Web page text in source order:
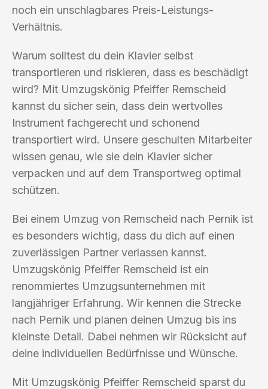
noch ein unschlagbares Preis-Leistungs-
Verhältnis.
Warum solltest du dein Klavier selbst
transportieren und riskieren, dass es beschädigt
wird? Mit Umzugskönig Pfeiffer Remscheid
kannst du sicher sein, dass dein wertvolles
Instrument fachgerecht und schonend
transportiert wird. Unsere geschulten Mitarbeiter
wissen genau, wie sie dein Klavier sicher
verpacken und auf dem Transportweg optimal
schützen.
Bei einem Umzug von Remscheid nach Pernik ist
es besonders wichtig, dass du dich auf einen
zuverlässigen Partner verlassen kannst.
Umzugskönig Pfeiffer Remscheid ist ein
renommiertes Umzugsunternehmen mit
langjähriger Erfahrung. Wir kennen die Strecke
nach Pernik und planen deinen Umzug bis ins
kleinste Detail. Dabei nehmen wir Rücksicht auf
deine individuellen Bedürfnisse und Wünsche.
Mit Umzugskönig Pfeiffer Remscheid sparst du